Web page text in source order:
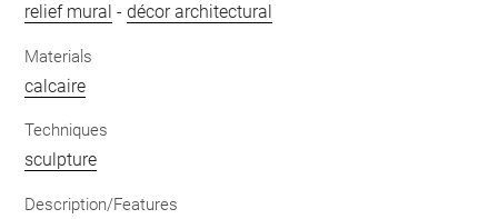
relief mural -décor architectural
Materials
calcaire
Techniques
sculpture
Description/Features